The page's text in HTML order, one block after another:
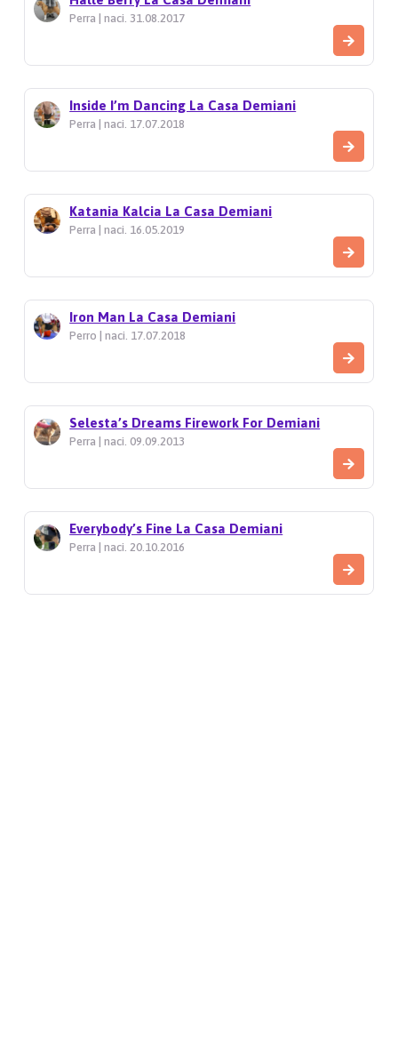
Perra | naci. 31.08.2017
Inside I’m Dancing La Casa Demiani
Perra | naci. 17.07.2018
Katania Kalcia La Casa Demiani
Perra | naci. 16.05.2019
Iron Man La Casa Demiani
Perro | naci. 17.07.2018
Selesta’s Dreams Firework For Demiani
Perra | naci. 09.09.2013
Everybody’s Fine La Casa Demiani
Perra | naci. 20.10.2016